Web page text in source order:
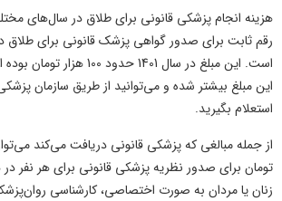
هزینه انجام پزشکی قانونی برای طلاق در سال‌های
رقم ثابت برای صدور گواهی پزشک قانونی برای طلاق
است. این مبلغ در سال 1401
این مبلغ بیشتر شده و می‌توانید از طریق سازمان
استعلام بگیرید.
تومان برای صدور نظریه پزشکی قانونی برای هر نفر
زنان یا مردان به صورت اختصاصی، کارشناسی